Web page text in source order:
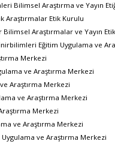
Bilimsel Araştırma ve Yayın
Araştırmalar Etik Kurulu
Araştırmalar ve Yayın
Eğitim Uygulama ve
Merkezi
ve Araştırma Merkezi
Araştırma Merkezi
ve Araştırma Merkezi
Merkezi
ve Araştırma Merkezi
Uygulama ve Araştırma Merkezi